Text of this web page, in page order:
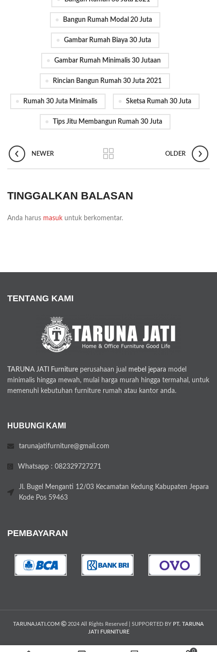
Bangun Rumah Modal 20 Juta
Gambar Rumah Biaya 30 Juta
Gambar Rumah Minimalis 30 Jutaan
Rincian Bangun Rumah 30 Juta 2021
Rumah 30 Juta Minimalis Sketsa Rumah 30 Juta
Tips Jitu Membangun Rumah 30 Juta
NEWER OLDER
TINGGALKAN BALASAN
Anda harus masuk untuk berkomentar.
TENTANG KAMI
TARUNA JATI Furniture perusahaan jual mebel jepara model
minimalis hingga mewah, mulai harga murah hingga termahal, untuk
memenuhi kebutuhan furniture rumah atau kantor anda.
HUBUNGI KAMI
tarunajatifurniture@gmail.com
Whatsapp : 082329727271
Jl. Bugel Menganti 12/03 Kecamatan Kedung Kabupaten Jepara
Kode Pos 59463
PEMBAYARAN
TARUNAJATI.COM 2024 All Rights Reserved | SUPPORTED BY PT. TARUNA
JATI FURNITURE